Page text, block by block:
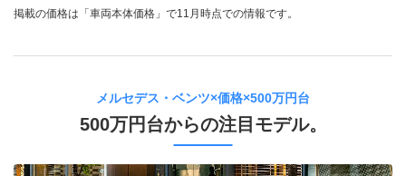
掲載の価格は「車両本体価格」で11月時点での情報です。
メルセデス・ベンツ×価格×500万円台
500万円台からの注目モデル。